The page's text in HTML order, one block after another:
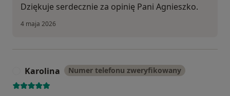
Dziękuje serdecznie za opinię Pani Agnieszko.
4 maja 2026
Karolina Numer telefonu zweryfikowany